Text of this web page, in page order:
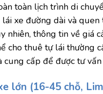
toàn lịch trình di
xe đường dài và quen
nhiên, thông tin về giá
cho thuê tự lái thường
cung cấp để được tư
lớn (16-45 chỗ,